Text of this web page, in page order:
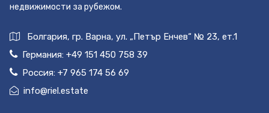
недвижимости за рубежом.
Болгария, гр. Варна, ул. „Петър Енчев“ № 23, ет.1
Германия: +49 151 450 758 39
Россия: +7 965 174 56 69
info@riel.estate